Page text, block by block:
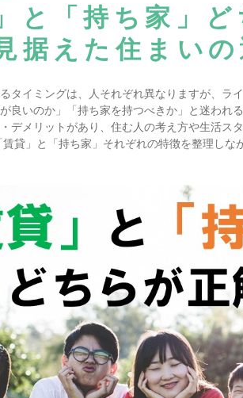
と「持ち家」
据えた住まいの
タイミングは、人それぞれ異なりますが、ラ
良いのか」「持ち家を持つべきか」と迷われ
デメリットがあり、住む人の考え方や生活ス
賃貸」と「持ち家」それぞれの特徴を整理し